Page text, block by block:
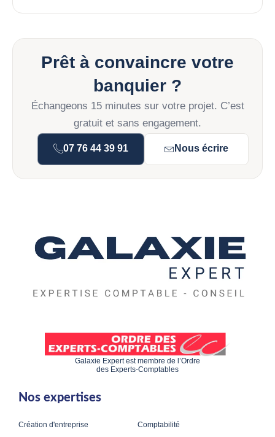
Prêt à convaincre votre
banquier ?
Échangeons 15 minutes sur votre projet. C’est
gratuit et sans engagement.
Nous écrire
07 76 44 39 91
Galaxie Expert est membre de l’Ordre
des Experts-Comptables
Nos expertises
Création d'entreprise
Comptabilité